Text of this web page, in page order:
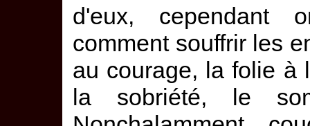
d'eux, cependant
comment souffrir les
au courage, la folie à
la sobriété, le